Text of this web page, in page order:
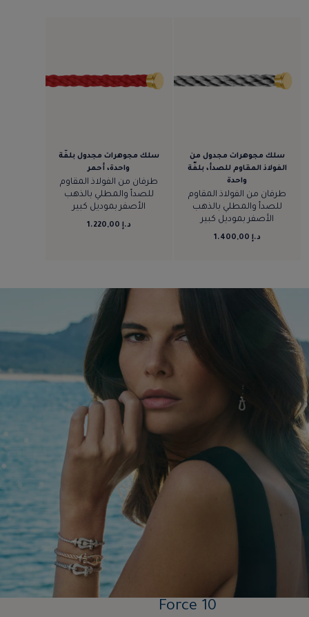
سلك مجوهرات مجدول من
الفولاذ المقاوم للصدأ، بلفّة
واحدة
طرفان من الفولاذ المقاوم
للصدأ والمطلي بالذهب
الأصفر بموديل كبير
د.إ 1.400,00
سلك مجوهرات مجدول بلفّة
واحدة، أحمر
طرفان من الفولاذ المقاوم
للصدأ والمطلي بالذهب
الأصفر بموديل كبير
د.إ 1.220,00
Force 10